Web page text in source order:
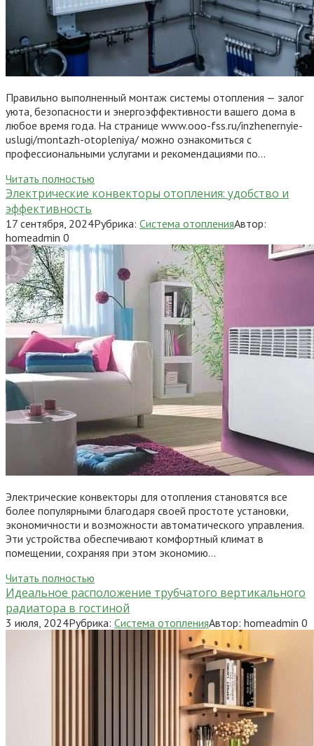
Правильно выполненный монтаж системы отопления — залог
уюта, безопасности и энергоэффективности вашего дома в
любое время года. На странице www.ooo-fss.ru/inzhenernyie-
uslugi/montazh-otopleniya/ можно ознакомиться с
профессиональными услугами и рекомендациями по…
Читать полностью
Электрические конвекторы отопления: удобство и
эффективность
17 сентября, 2024Рубрика: Система отопленияАвтор:
homeadmin 0
Электрические конвекторы для отопления становятся все
более популярными благодаря своей простоте установки,
экономичности и возможности автоматического управления.
Эти устройства обеспечивают комфортный климат в
помещении, сохраняя при этом экономию…
Читать полностью
Идеальное расположение трубчатого вертикального
радиатора в гостиной
3 июля, 2024Рубрика: Система отопленияАвтор: homeadmin 0